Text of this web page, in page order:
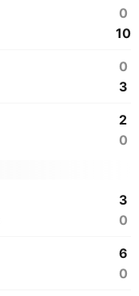
0
10
0
3
2
0
3
0
6
0